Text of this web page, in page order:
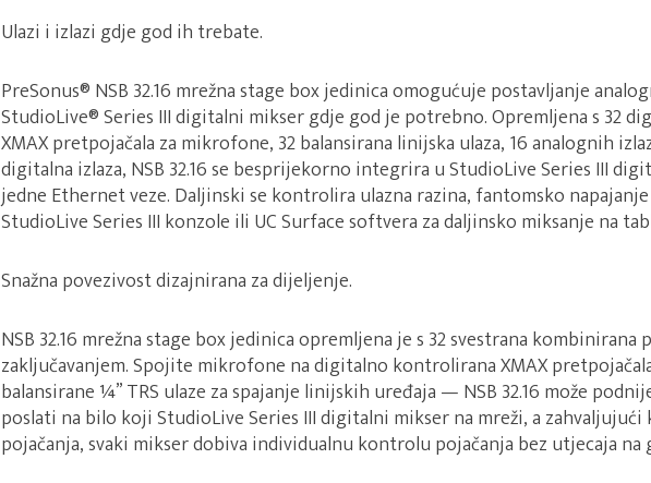
Ulazi i izlazi gdje god ih trebate.
PreSonus® NSB 32.16 mrežna stage box jedinica omogućuje postavljanje
StudioLive® Series III digitalni mikser gdje god je potrebno. Opremljena s 32
XMAX pretpojačala za mikrofone, 32 balansirana linijska ulaza, 16 analognih
digitalna izlaza, NSB 32.16 se besprijekorno integrira u StudioLive Series III
jedne Ethernet veze. Daljinski se kontrolira ulazna razina, fantomsko
StudioLive Series III konzole ili UC Surface softvera za daljinsko miksanje na
Snažna povezivost dizajnirana za dijeljenje.
NSB 32.16 mrežna stage box jedinica opremljena je s 32 svestrana kombinirana
zaključavanjem. Spojite mikrofone na digitalno kontrolirana XMAX
balansirane ¼” TRS ulaze za spajanje linijskih uređaja — NSB 32.16 može
poslati na bilo koji StudioLive Series III digitalni mikser na mreži, a zahvaljujući
pojačanja, svaki mikser dobiva individualnu kontrolu pojačanja bez utjecaja na